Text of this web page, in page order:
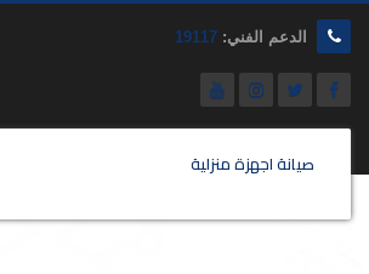
الدعم الفني: 19117
صيانة اجهزة منزلية